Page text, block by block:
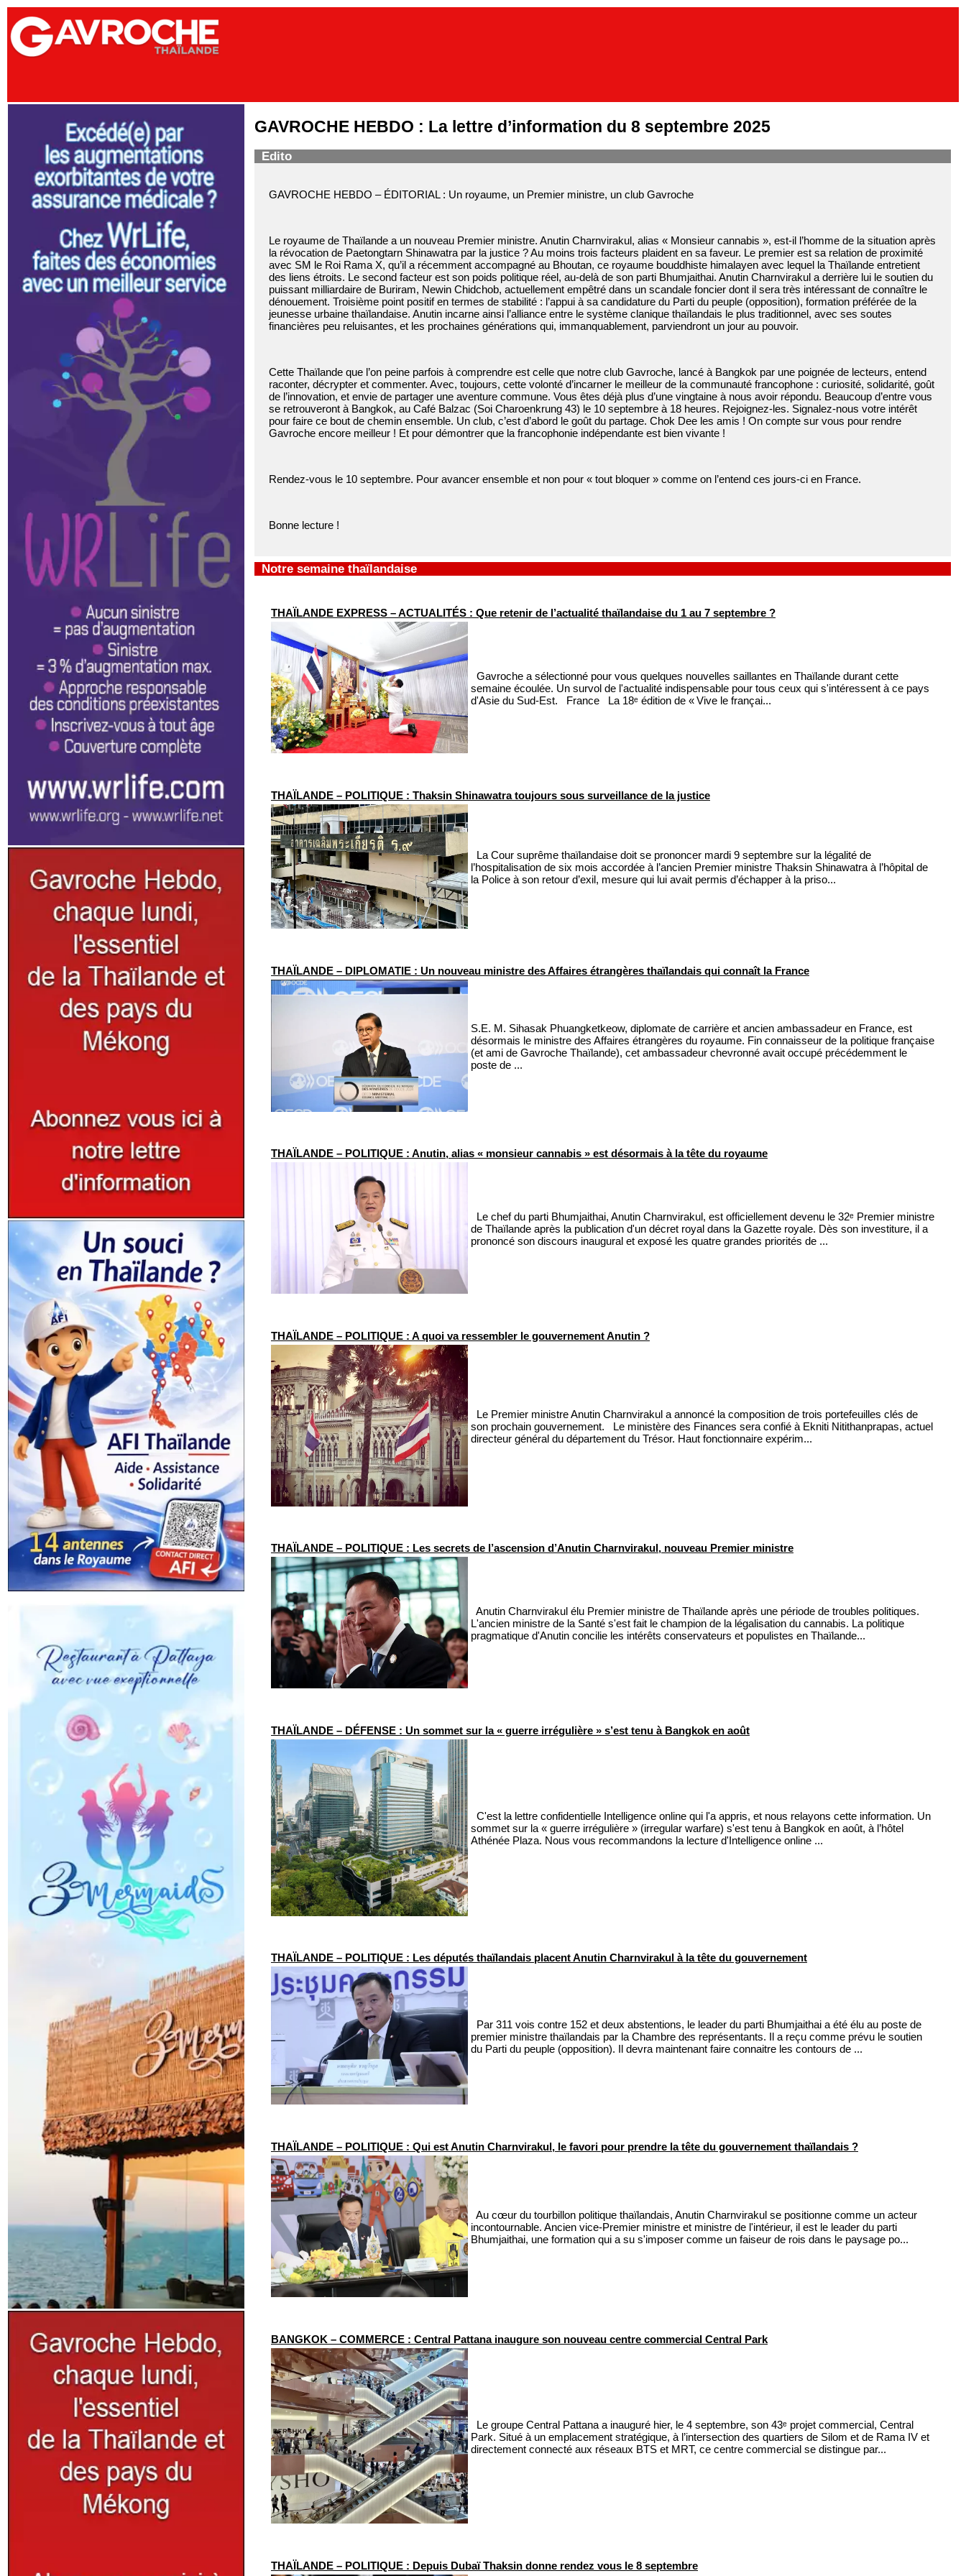
GAVROCHE HEBDO : La lettre d’information du 8 septembre 2025
Edito
GAVROCHE HEBDO – ÉDITORIAL : Un royaume, un Premier ministre, un club Gavroche
Le royaume de Thaïlande a un nouveau Premier ministre. Anutin Charnvirakul, alias « Monsieur cannabis », est-il l’homme de la situation après
la révocation de Paetongtarn Shinawatra par la justice ? Au moins trois facteurs plaident en sa faveur. Le premier est sa relation de proximité
avec SM le Roi Rama X, qu’il a récemment accompagné au Bhoutan, ce royaume bouddhiste himalayen avec lequel la Thaïlande entretient
des liens étroits. Le second facteur est son poids politique réel, au-delà de son parti Bhumjaithai. Anutin Charnvirakul a derrière lui le soutien du
puissant milliardaire de Buriram, Newin Chidchob, actuellement empêtré dans un scandale foncier dont il sera très intéressant de connaître le
dénouement. Troisième point positif en termes de stabilité : l’appui à sa candidature du Parti du peuple (opposition), formation préférée de la
jeunesse urbaine thaïlandaise. Anutin incarne ainsi l’alliance entre le système clanique thaïlandais le plus traditionnel, avec ses soutes
financières peu reluisantes, et les prochaines générations qui, immanquablement, parviendront un jour au pouvoir.
Cette Thaïlande que l’on peine parfois à comprendre est celle que notre club Gavroche, lancé à Bangkok par une poignée de lecteurs, entend
raconter, décrypter et commenter. Avec, toujours, cette volonté d’incarner le meilleur de la communauté francophone : curiosité, solidarité, goût
de l’innovation, et envie de partager une aventure commune. Vous êtes déjà plus d’une vingtaine à nous avoir répondu. Beaucoup d’entre vous
se retrouveront à Bangkok, au Café Balzac (Soi Charoenkrung 43) le 10 septembre à 18 heures. Rejoignez-les. Signalez-nous votre intérêt
pour faire ce bout de chemin ensemble. Un club, c’est d’abord le goût du partage. Chok Dee les amis ! On compte sur vous pour rendre
Gavroche encore meilleur ! Et pour démontrer que la francophonie indépendante est bien vivante !
Rendez-vous le 10 septembre. Pour avancer ensemble et non pour « tout bloquer » comme on l’entend ces jours-ci en France.
Bonne lecture !
Notre semaine thaïlandaise
THAÏLANDE EXPRESS – ACTUALITÉS : Que retenir de l’actualité thaïlandaise du 1 au 7 septembre ?
Gavroche a sélectionné pour vous quelques nouvelles saillantes en Thaïlande durant cette
semaine écoulée. Un survol de l'actualité indispensable pour tous ceux qui s'intéressent à ce pays
d'Asie du Sud-Est. France La 18ᵉ édition de « Vive le françai...
THAÏLANDE – POLITIQUE : Thaksin Shinawatra toujours sous surveillance de la justice
La Cour suprême thaïlandaise doit se prononcer mardi 9 septembre sur la légalité de
l’hospitalisation de six mois accordée à l’ancien Premier ministre Thaksin Shinawatra à l’hôpital de
la Police à son retour d’exil, mesure qui lui avait permis d’échapper à la priso...
THAÏLANDE – DIPLOMATIE : Un nouveau ministre des Affaires étrangères thaïlandais qui connaît la France
S.E. M. Sihasak Phuangketkeow, diplomate de carrière et ancien ambassadeur en France, est
désormais le ministre des Affaires étrangères du royaume. Fin connaisseur de la politique française
(et ami de Gavroche Thaïlande), cet ambassadeur chevronné avait occupé précédemment le
poste de ...
THAÏLANDE – POLITIQUE : Anutin, alias « monsieur cannabis » est désormais à la tête du royaume
Le chef du parti Bhumjaithai, Anutin Charnvirakul, est officiellement devenu le 32ᵉ Premier ministre
de Thaïlande après la publication d'un décret royal dans la Gazette royale. Dès son investiture, il a
prononcé son discours inaugural et exposé les quatre grandes priorités de ...
THAÏLANDE – POLITIQUE : A quoi va ressembler le gouvernement Anutin ?
Le Premier ministre Anutin Charnvirakul a annoncé la composition de trois portefeuilles clés de
son prochain gouvernement. Le ministère des Finances sera confié à Ekniti Nitithanprapas, actuel
directeur général du département du Trésor. Haut fonctionnaire expérim...
THAÏLANDE – POLITIQUE : Les secrets de l’ascension d’Anutin Charnvirakul, nouveau Premier ministre
Anutin Charnvirakul élu Premier ministre de Thaïlande après une période de troubles politiques.
L'ancien ministre de la Santé s'est fait le champion de la légalisation du cannabis. La politique
pragmatique d'Anutin concilie les intérêts conservateurs et populistes en Thaïlande...
THAÏLANDE – DÉFENSE : Un sommet sur la « guerre irrégulière » s’est tenu à Bangkok en août
C'est la lettre confidentielle Intelligence online qui l'a appris, et nous relayons cette information. Un
sommet sur la « guerre irrégulière » (irregular warfare) s'est tenu à Bangkok en août, à l’hôtel
Athénée Plaza. Nous vous recommandons la lecture d'Intelligence online ...
THAÏLANDE – POLITIQUE : Les députés thaïlandais placent Anutin Charnvirakul à la tête du gouvernement
Par 311 vois contre 152 et deux abstentions, le leader du parti Bhumjaithai a été élu au poste de
premier ministre thaïlandais par la Chambre des représentants. Il a reçu comme prévu le soutien
du Parti du peuple (opposition). Il devra maintenant faire connaitre les contours de ...
THAÏLANDE – POLITIQUE : Qui est Anutin Charnvirakul, le favori pour prendre la tête du gouvernement thaïlandais ?
Au cœur du tourbillon politique thaïlandais, Anutin Charnvirakul se positionne comme un acteur
incontournable. Ancien vice-Premier ministre et ministre de l'intérieur, il est le leader du parti
Bhumjaithai, une formation qui a su s'imposer comme un faiseur de rois dans le paysage po...
BANGKOK – COMMERCE : Central Pattana inaugure son nouveau centre commercial Central Park
Le groupe Central Pattana a inauguré hier, le 4 septembre, son 43ᵉ projet commercial, Central
Park. Situé à un emplacement stratégique, à l’intersection des quartiers de Silom et de Rama IV et
directement connecté aux réseaux BTS et MRT, ce centre commercial se distingue par...
THAÏLANDE – POLITIQUE : Depuis Dubaï Thaksin donne rendez vous le 8 septembre